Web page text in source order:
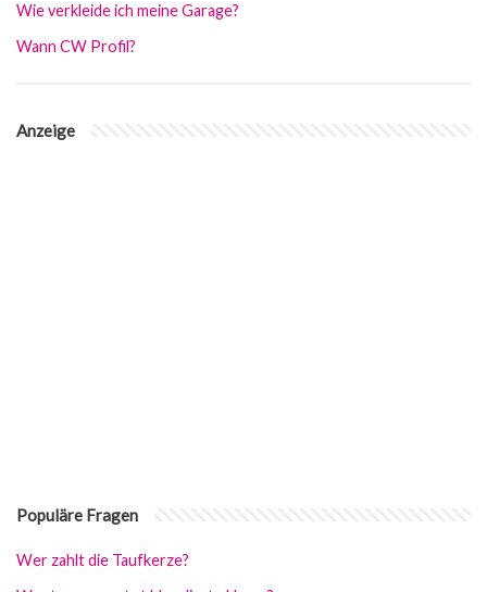
Wie verkleide ich meine Garage?
Wann CW Profil?
Anzeige
Populäre Fragen
Wer zahlt die Taufkerze?